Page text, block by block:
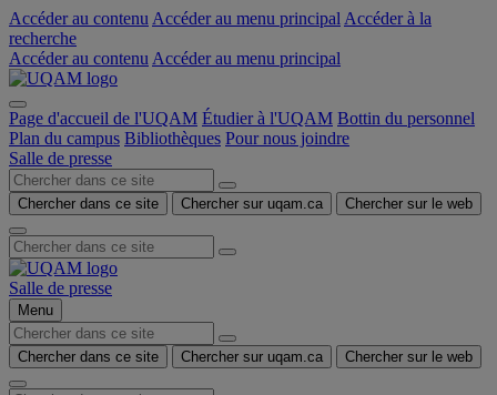
Accéder au contenu Accéder au menu principal Accéder à la
recherche
Accéder au contenu Accéder au menu principal
Page d'accueil de l'UQAM Étudier à l'UQAM Bottin du personnel
Plan du campus Bibliothèques Pour nous joindre
Salle de presse
Chercher dans ce site Chercher sur uqam.ca Chercher sur le web
Salle de presse
Menu
Chercher dans ce site Chercher sur uqam.ca Chercher sur le web